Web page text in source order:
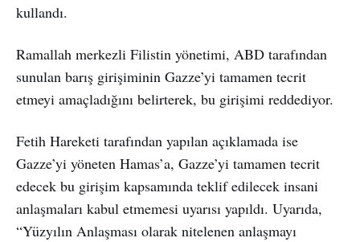
kullandı.
Ramallah merkezli Filistin yönetimi, ABD tarafından
sunulan barış girişiminin Gazze’yi tamamen tecrit
etmeyi amaçladığını belirterek, bu girişimi reddediyor.
Fetih Hareketi tarafından yapılan açıklamada ise
Gazze’yi yöneten Hamas’a, Gazze’yi tamamen tecrit
edecek bu girişim kapsamında teklif edilecek insani
anlaşmaları kabul etmemesi uyarısı yapıldı. Uyarıda,
“Yüzyılın Anlaşması olarak nitelenen anlaşmayı